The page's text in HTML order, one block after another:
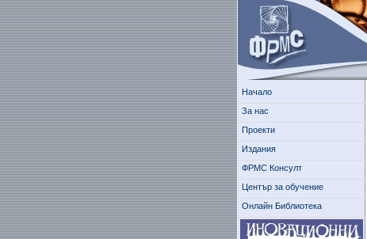
Начало
За нас
Проекти
Издания
ФРМС Консулт
Център за обучение
Онлайн Библиотека